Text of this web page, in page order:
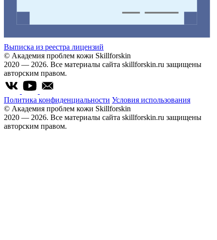
Выписка из реестра лицензий
© Академия проблем кожи Skillforskin
2020 — 2026. Все материалы сайта skillforskin.ru защищены
авторским правом.
Политика конфиденциальности Условия использования
© Академия проблем кожи Skillforskin
2020 — 2026. Все материалы сайта skillforskin.ru защищены
авторским правом.